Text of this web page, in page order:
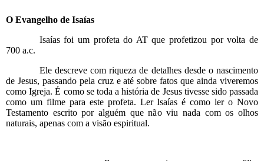
O Evangelho de Isaías
Isaías foi um profeta do AT que profetizou por volta de
700 a.c.
Ele descreve com riqueza de detalhes desde o nascimento
de Jesus, passando pela cruz e até sobre fatos que ainda viveremos
como Igreja. É como se toda a história de Jesus tivesse sido passada
como um filme para este profeta. Ler Isaías é como ler o Novo
Testamento escrito por alguém que não viu nada com os olhos
naturais, apenas com a visão espiritual.